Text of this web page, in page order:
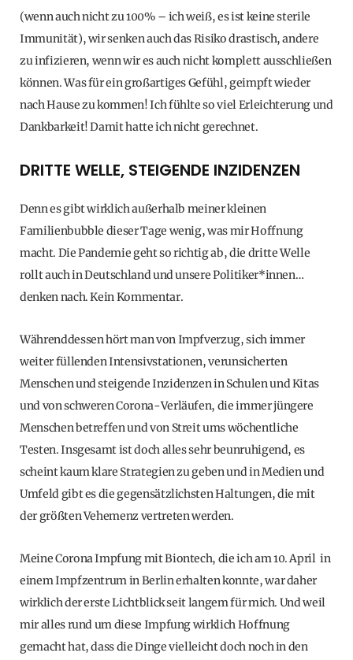
(wenn auch nicht zu 100% – ich weiß, es ist keine sterile
Immunität), wir senken auch das Risiko drastisch, andere
zu infizieren, wenn wir es auch nicht komplett ausschließen
können. Was für ein großartiges Gefühl, geimpft wieder
nach Hause zu kommen! Ich fühlte so viel Erleichterung und
Dankbarkeit! Damit hatte ich nicht gerechnet.
DRITTE WELLE, STEIGENDE INZIDENZEN
Denn es gibt wirklich außerhalb meiner kleinen
Familienbubble dieser Tage wenig, was mir Hoffnung
macht. Die Pandemie geht so richtig ab, die dritte Welle
rollt auch in Deutschland und unsere Politiker*innen…
denken nach. Kein Kommentar.
Währenddessen hört man von Impfverzug, sich immer
weiter füllenden Intensivstationen, verunsicherten
Menschen und steigende Inzidenzen in Schulen und Kitas
und von schweren Corona-Verläufen, die immer jüngere
Menschen betreffen und von Streit ums wöchentliche
Testen. Insgesamt ist doch alles sehr beunruhigend, es
scheint kaum klare Strategien zu geben und in Medien und
Umfeld gibt es die gegensätzlichsten Haltungen, die mit
der größten Vehemenz vertreten werden.
Meine Corona Impfung mit Biontech, die ich am 10. April in
einem Impfzentrum in Berlin erhalten konnte, war daher
wirklich der erste Lichtblick seit langem für mich. Und weil
mir alles rund um diese Impfung wirklich Hoffnung
gemacht hat, dass die Dinge vielleicht doch noch in den